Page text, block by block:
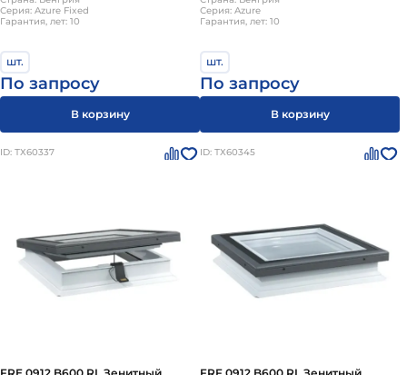
Серия: Azure Fixed
Гарантия, лет: 10
шт.
По запросу
В корзину
Серия: Azure
Гарантия, лет: 10
шт.
По запросу
В корзину
ID: ТХ60337 ID: ТХ60345